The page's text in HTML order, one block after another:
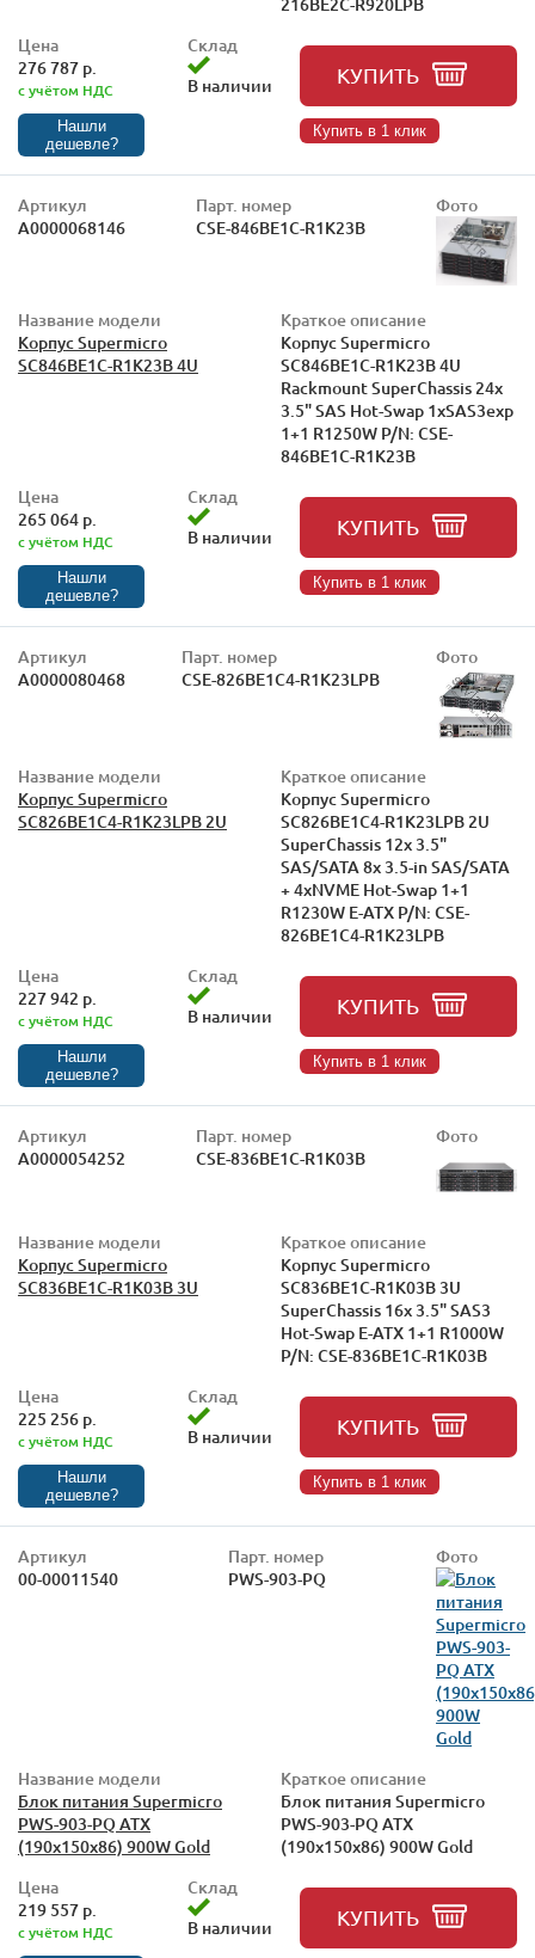
Цена
276 787 р.
с учётом НДС
Нашли
дешевле?
Склад
В наличии
КУПИТЬ
Купить в 1 клик
Артикул
А0000068146
Парт. номер
CSE-846BE1C-R1K23B
Фото
Название модели
Корпус Supermicro
SC846BE1C-R1K23B 4U
Краткое описание
Корпус Supermicro
SC846BE1C-R1K23B 4U
Rackmount SuperChassis 24x
3.5" SAS Hot-Swap 1xSAS3exp
1+1 R1250W P/N: CSE-
846BE1C-R1K23B
Цена
265 064 р.
с учётом НДС
Нашли
дешевле?
Склад
В наличии
КУПИТЬ
Купить в 1 клик
Артикул
А0000080468
Парт. номер
CSE-826BE1C4-R1K23LPB
Фото
Название модели
Корпус Supermicro
SC826BE1C4-R1K23LPB 2U
Краткое описание
Корпус Supermicro
SC826BE1C4-R1K23LPB 2U
SuperChassis 12x 3.5"
SAS/SATA 8x 3.5-in SAS/SATA
+ 4xNVME Hot-Swap 1+1
R1230W E-ATX P/N: CSE-
826BE1C4-R1K23LPB
Цена
227 942 р.
с учётом НДС
Нашли
дешевле?
Склад
В наличии
КУПИТЬ
Купить в 1 клик
Артикул
А0000054252
Парт. номер
CSE-836BE1C-R1K03B
Фото
Название модели
Корпус Supermicro
SC836BE1C-R1K03B 3U
Краткое описание
Корпус Supermicro
SC836BE1C-R1K03B 3U
SuperChassis 16x 3.5" SAS3
Hot-Swap E-ATX 1+1 R1000W
P/N: CSE-836BE1C-R1K03B
Цена
225 256 р.
с учётом НДС
Нашли
дешевле?
Склад
В наличии
КУПИТЬ
Купить в 1 клик
Артикул
00-00011540
Парт. номер
PWS-903-PQ
Фото
Название модели
Блок питания Supermicro
PWS-903-PQ ATX
(190x150x86) 900W Gold
Краткое описание
Блок питания Supermicro
PWS-903-PQ ATX
(190x150x86) 900W Gold
Цена
219 557 р.
с учётом НДС
Склад
В наличии
КУПИТЬ